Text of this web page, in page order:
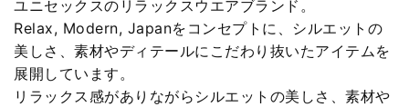
ユニセックスのリラックスウエアブランド。
Relax, Modern, Japanをコンセプトに、シルエットの
美しさ、素材やディテールにこだわり抜いたアイテムを
展開しています。
リラックス感がありながらシルエットの美しさ、素材や